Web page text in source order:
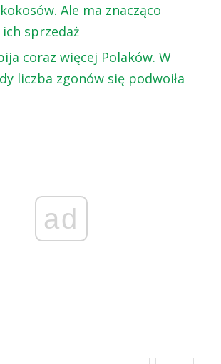
Ale ma znacząco
sprzedaż
coraz więcej Polaków. W
liczba zgonów się podwoiła
ad